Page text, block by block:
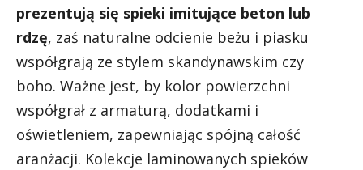
prezentują się spieki imitujące beton lub
rdzę, zaś naturalne odcienie beżu i piasku
współgrają ze stylem skandynawskim czy
boho. Ważne jest, by kolor powierzchni
współgrał z armaturą, dodatkami i
oświetleniem, zapewniając spójną całość
aranżacji. Kolekcje laminowanych spieków